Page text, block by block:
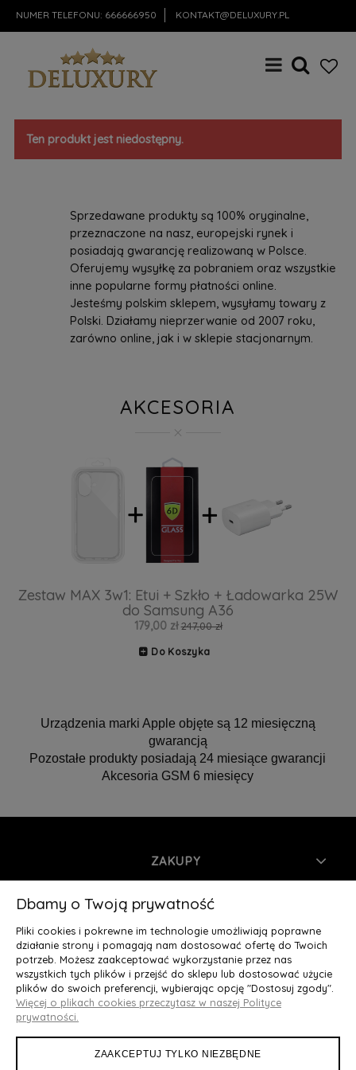
NUMER TELEFONU: 666666950 KONTAKT@DELUXURY.PL
Ten produkt jest niedostępny.
Sprzedawane produkty są 100% oryginalne,
przeznaczone na nasz, europejski rynek i
posiadają gwarancję realizowaną w Polsce.
Oferujemy wysyłkę za pobraniem oraz wszystkie
inne popularne formy płatności online.
Jesteśmy polskim sklepem, wysyłamy towary z
Polski. Działamy nieprzerwanie od 2007 roku,
zarówno online, jak i w sklepie stacjonarnym.
AKCESORIA
Zestaw MAX 3w1: Etui + Szkło + Ładowarka 25W
do Samsung A36
179,00 zł 247,00 zł
Do Koszyka
Urządzenia marki Apple objęte są 12 miesięczną
gwarancją
Pozostałe produkty posiadają 24 miesiące gwarancji
Akcesoria GSM 6 miesięcy
ZAKUPY
INFORMACJE
MOJE KONTO
O NAS
Deluxury.pl
Dbamy o Twoją prywatność
Pliki cookies i pokrewne im technologie umożliwiają poprawne
działanie strony i pomagają nam dostosować ofertę do Twoich
potrzeb. Możesz zaakceptować wykorzystanie przez nas
wszystkich tych plików i przejść do sklepu lub dostosować użycie
plików do swoich preferencji, wybierając opcję "Dostosuj zgody".
Więcej o plikach cookies przeczytasz w naszej Polityce
prywatności.
ZAAKCEPTUJ TYLKO NIEZBĘDNE